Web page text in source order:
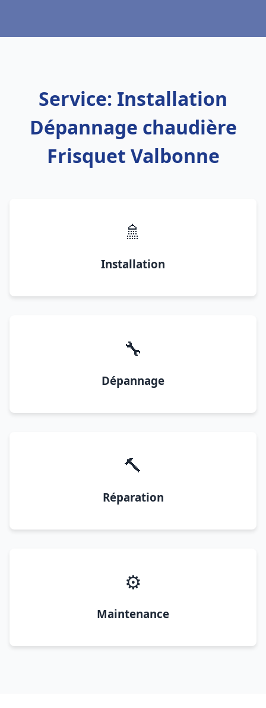
Service: Installation
Dépannage chaudière
Frisquet Valbonne
🚿
Installation
🔧
Dépannage
🔨
Réparation
⚙️
Maintenance